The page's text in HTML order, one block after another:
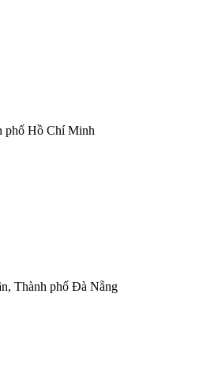
phố Hồ Chí Minh
Thành phố Đà Nẵng